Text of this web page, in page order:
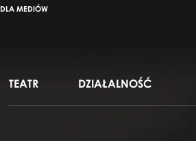
DLA MEDIÓW
TEATR DZIAŁALNOŚĆ